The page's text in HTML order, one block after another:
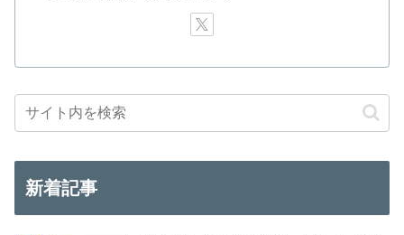
新着記事